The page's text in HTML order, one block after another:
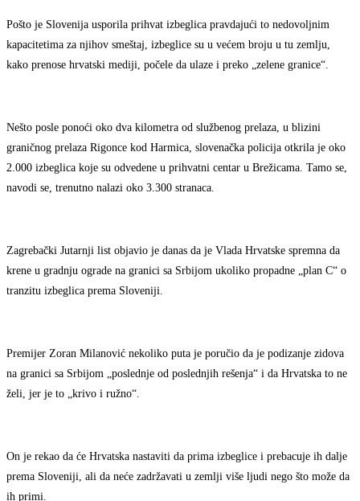
Pošto je Slovenija usporila prihvat izbeglica pravdajući to nedovoljnim
kapacitetima za njihov smeštaj, izbeglice su u većem broju u tu zemlju,
kako prenose hrvatski mediji, počele da ulaze i preko „zelene granice“.
Nešto posle ponoći oko dva kilometra od službenog prelaza, u blizini
graničnog prelaza Rigonce kod Harmica, slovenačka policija otkrila je oko
2.000 izbeglica koje su odvedene u prihvatni centar u Brežicama. Tamo se,
navodi se, trenutno nalazi oko 3.300 stranaca.
Zagrebački Jutarnji list objavio je danas da je Vlada Hrvatske spremna da
krene u gradnju ograde na granici sa Srbijom ukoliko propadne „plan C“ o
tranzitu izbeglica prema Sloveniji.
Premijer Zoran Milanović nekoliko puta je poručio da je podizanje zidova
na granici sa Srbijom „poslednje od poslednjih rešenja“ i da Hrvatska to ne
želi, jer je to „krivo i ružno“.
On je rekao da će Hrvatska nastaviti da prima izbeglice i prebacuje ih dalje
prema Sloveniji, ali da neće zadržavati u zemlji više ljudi nego što može da
ih primi.